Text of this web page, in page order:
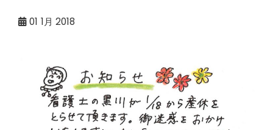
01 1月 2018